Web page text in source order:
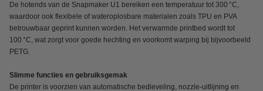
De hotends van de Snapmaker U1 bereiken een temperatuur tot 300 °C,
waardoor ook flexibele of wateroplosbare materialen zoals TPU en PVA
betrouwbaar geprint kunnen worden. Het verwarmde printbed wordt tot
100 °C, wat zorgt voor goede hechting en voorkomt warping bij bijvoorbeeld
PETG.
Slimme functies en gebruiksgemak
De printer is voorzien van automatische bedleveling, nozzle-uitlijning en